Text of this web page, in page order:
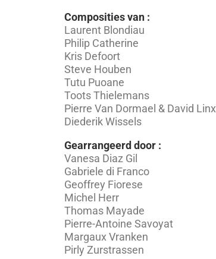
Composities van :
Laurent Blondiau
Philip Catherine
Kris Defoort
Steve Houben
Tutu Puoane
Toots Thielemans
Pierre Van Dormael & David Linx
Diederik Wissels
Gearrangeerd door :
Vanesa Diaz Gil
Gabriele di Franco
Geoffrey Fiorese
Michel Herr
Thomas Mayade
Pierre-Antoine Savoyat
Margaux Vranken
Pirly Zurstrassen